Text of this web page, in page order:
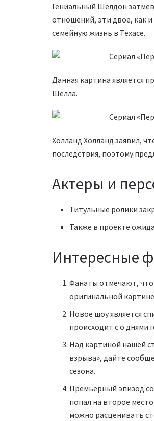
Гениальный Шелдон
отношений, эти двое, как
семейную жизнь в Техасе.
Данная картина является
Шелла.
Холланд Холланд заявил,
последствия, поэтому
Актеры и
Титульные ролики
Также в проекте
Интересные
Фанаты отмечают, что
оригинальной
Новое шоу является
происходит с о днями
Над картиной нашей
взрыва», дайте
сезона.
Премьерный эпизод
попал на второе
можно расценивать